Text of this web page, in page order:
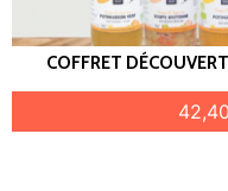
COFFRET